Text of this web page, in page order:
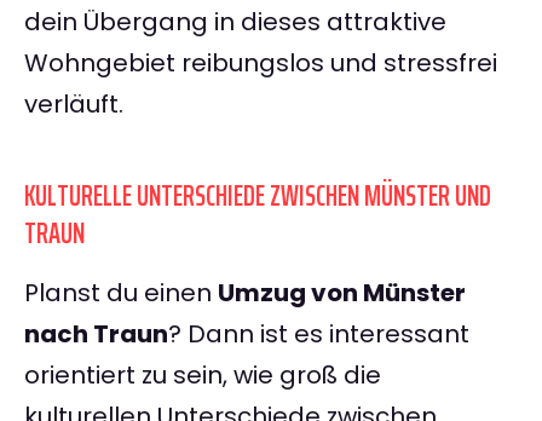
dein Übergang in dieses attraktive
Wohngebiet reibungslos und stressfrei
verläuft.
KULTURELLE UNTERSCHIEDE ZWISCHEN MÜNSTER UND
TRAUN
Planst du einen Umzug von Münster
nach Traun? Dann ist es interessant
orientiert zu sein, wie groß die